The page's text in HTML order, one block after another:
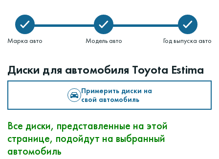
Марка авто Модель авто Год выпуска авто
Диски для автомобиля Toyota Estima
Примерить диски на
свой автомобиль
Все диски, представленные на этой
странице, подойдут на выбранный
автомобиль